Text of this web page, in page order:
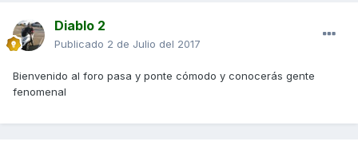
Diablo 2
Publicado 2 de Julio del 2017
Bienvenido al foro pasa y ponte cómodo y conocerás gente
fenomenal